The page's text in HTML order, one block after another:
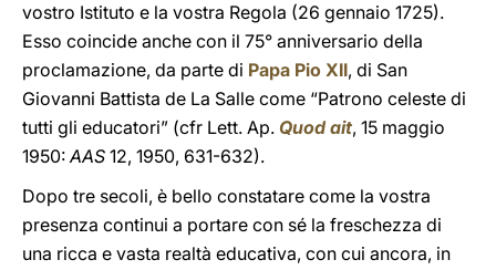
vostro Istituto e la vostra Regola (26 gennaio 1725).
Esso coincide anche con il 75° anniversario della
proclamazione, da parte di Papa Pio XII, di San
Giovanni Battista de La Salle come “Patrono celeste di
tutti gli educatori” (cfr Lett. Ap. Quod ait, 15 maggio
1950:AAS 12, 1950, 631-632).
Dopo tre secoli, è bello constatare come la vostra
presenza continui a portare con sé la freschezza di
una ricca e vasta realtà educativa, con cui ancora, in